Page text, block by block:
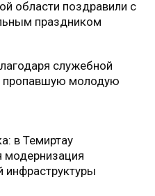
области поздравили с
праздником
служебной
пропавшую молодую
в Темиртау
модернизация
инфраструктуры